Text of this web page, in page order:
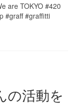
are TOKYO #420
#graff #graffitti
の活動を